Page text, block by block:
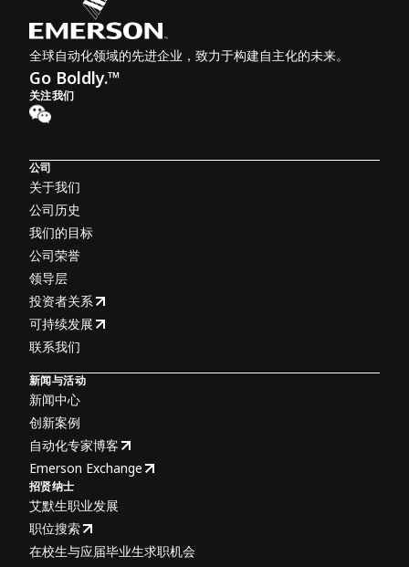
全球自动化领域的先进企业，致力于构建自主化的未来。
Go Boldly.™
关注我们
公司
关于我们
公司历史
我们的目标
公司荣誉
领导层
投资者关系
可持续发展
联系我们
新闻与活动
新闻中心
创新案例
自动化专家博客
Emerson Exchange
招贤纳士
艾默生职业发展
职位搜索
在校生与应届毕业生求职机会